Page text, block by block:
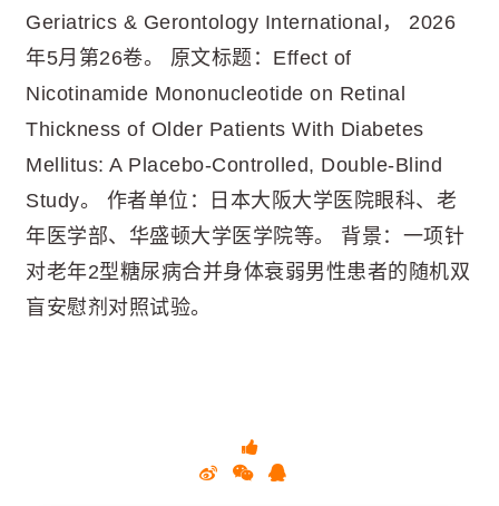
Geriatrics & Gerontology International， 2026
年5月第26卷。 原文标题：Effect of
Nicotinamide Mononucleotide on Retinal
Thickness of Older Patients With Diabetes
Mellitus: A Placebo-Controlled, Double-Blind
Study。 作者单位：日本大阪大学医院眼科、老
年医学部、华盛顿大学医学院等。 背景：一项针
对老年2型糖尿病合并身体衰弱男性患者的随机双
盲安慰剂对照试验。